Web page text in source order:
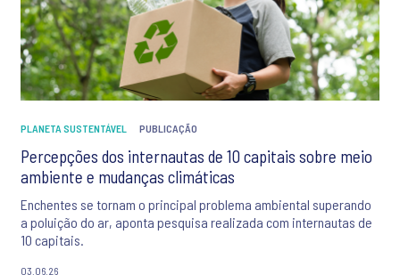
PLANETA SUSTENTÁVEL PUBLICAÇÃO
Percepções dos internautas de 10 capitais sobre meio
ambiente e mudanças climáticas
Enchentes se tornam o principal problema ambiental superando
a poluição do ar, aponta pesquisa realizada com internautas de
10 capitais.
03.06.26